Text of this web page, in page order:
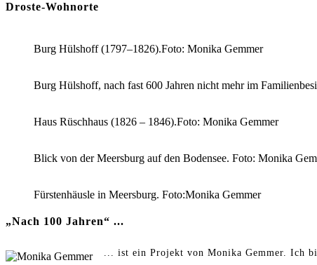
Droste-Wohnorte
Burg Hülshoff (1797–1826).Foto: Monika Gemmer
Burg Hülshoff, nach fast 600 Jahren nicht mehr im
Haus Rüschhaus (1826 – 1846).Foto: Monika Gemmer
Blick von der Meersburg auf den Bodensee. Foto: Monika
Fürstenhäusle in Meersburg. Foto:Monika Gemmer
„Nach 100 Jahren“ ...
... ist ein Projekt von Monika Gemmer. Ich